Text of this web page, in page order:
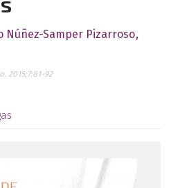
Núñez-Samper Pizarroso
2015;7:81-92